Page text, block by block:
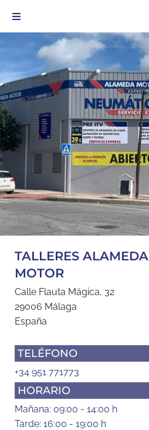
TALLERES ALAMEDA
MOTOR
Calle Flauta Mágica, 32
29006 Málaga
España
TELÉFONO
+34 951 771773
HORARIO
Mañana: 09:00 - 14:00 h
Tarde: 16:00 - 19:00 h